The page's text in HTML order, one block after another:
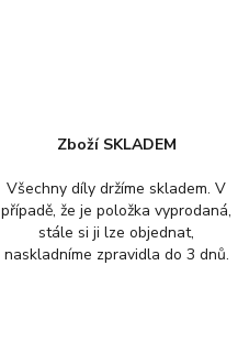
Zboží SKLADEM
Všechny díly držíme skladem. V
případě, že je položka vyprodaná,
stále si ji lze objednat,
naskladníme zpravidla do 3 dnů.